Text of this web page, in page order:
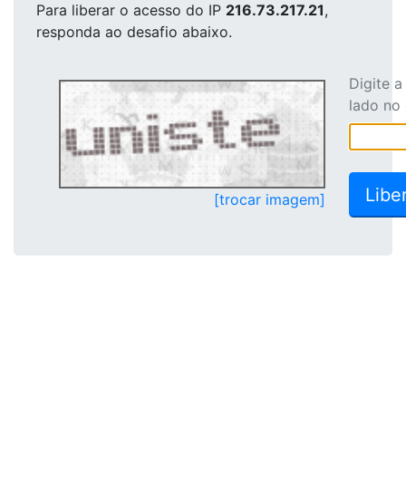
Para liberar o acesso do IP 216.73.217.21,
responda ao desafio abaixo.
[trocar imagem]
Digite
lado no